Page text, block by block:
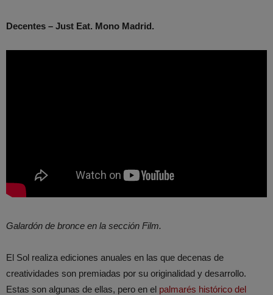
Decentes – Just Eat. Mono Madrid.
Galardón de bronce en la sección Film.
El Sol realiza ediciones anuales en las que decenas de
creatividades son premiadas por su originalidad y desarrollo.
Estas son algunas de ellas, pero en el palmarés histórico del